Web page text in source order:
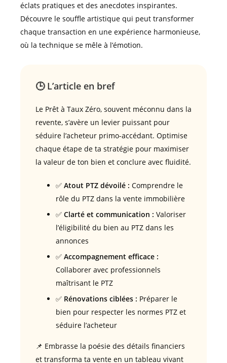
éclats pratiques et des anecdotes inspirantes.
Découvre le souffle artistique qui peut transformer
chaque transaction en une expérience harmonieuse,
où la technique se mêle à l’émotion.
🕒 L’article en bref
Le Prêt à Taux Zéro, souvent méconnu dans la
revente, s’avère un levier puissant pour
séduire l’acheteur primo-accédant. Optimise
chaque étape de ta stratégie pour maximiser
la valeur de ton bien et conclure avec fluidité.
✅ Atout PTZ dévoilé : Comprendre le
rôle du PTZ dans la vente immobilière
✅ Clarté et communication : Valoriser
l’éligibilité du bien au PTZ dans les
annonces
✅ Accompagnement efficace :
Collaborer avec professionnels
maîtrisant le PTZ
✅ Rénovations ciblées : Préparer le
bien pour respecter les normes PTZ et
séduire l’acheteur
📌 Embrasse la poésie des détails financiers
et transforma ta vente en un tableau vivant